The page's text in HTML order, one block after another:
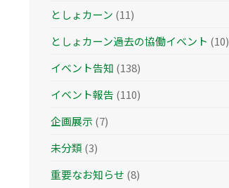
としょカーン (11)
としょカーン過去の協働イベント (10)
イベント告知 (138)
イベント報告 (110)
企画展示(7)
未分類 (3)
重要なお知らせ (8)